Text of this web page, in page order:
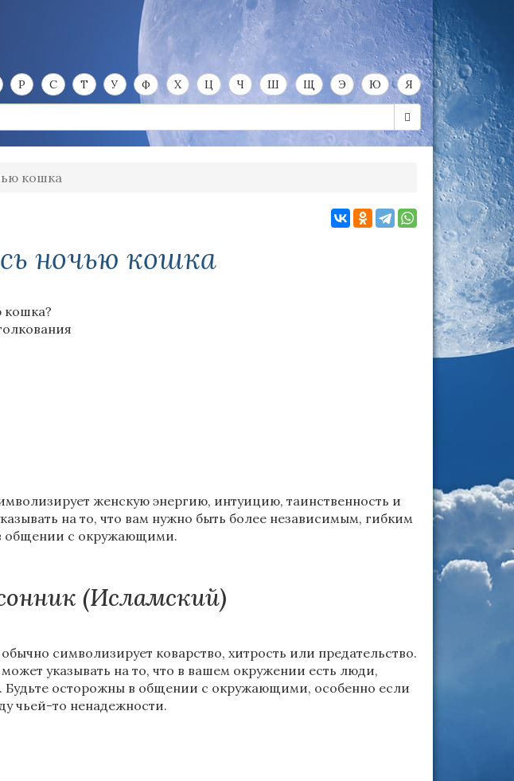
Р С Т У Ф Х Ц Ч Ш Щ Э Ю Я
кошка
ночью кошка
кошка?
женскую энергию, интуицию, таинственность и
на то, что вам нужно быть более независимым, гибким
общении с окружающими.
(Исламский)
символизирует коварство, хитрость или предательство.
указывать на то, что в вашем окружении есть люди,
Будьте осторожны в общении с окружающими, особенно если
чьей-то ненадежности.